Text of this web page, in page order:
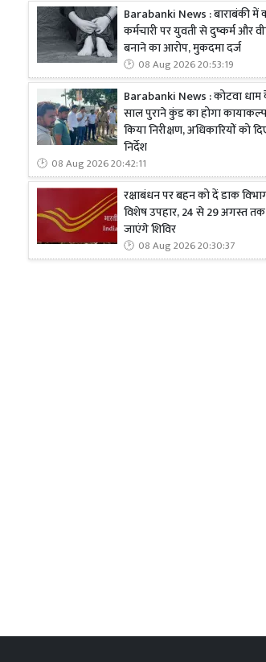
Barabanki News : बाराबंकी में
कर्मचारी पर युवती से दुष्कर्म और
बनाने का आरोप, मुकदमा दर्ज
08 Aug 2026 20:53:19
Barabanki News : कोटवा
साल पुराने कुंड का होगा
किया निरीक्षण, अधिकारियों को
निर्देश
08 Aug 2026 20:42:11
रक्षाबंधन पर बहन को दें डाक
विशेष उपहार, 24 से 29 अगस्त
जाएंगे शिविर
08 Aug 2026 20:30:37